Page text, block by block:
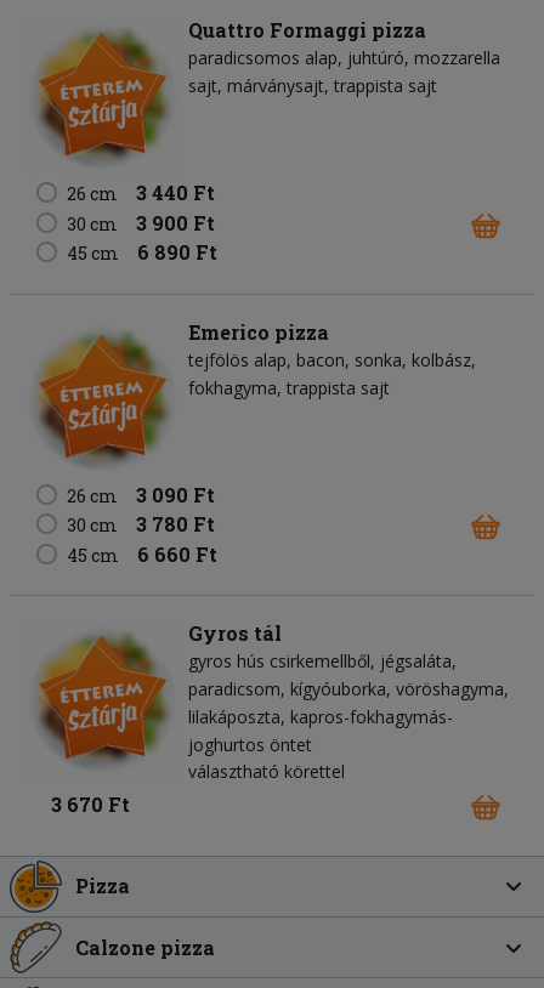
Quattro Formaggi pizza
paradicsomos alap juhtúró mozzarella
sajt márványsajt trappista sajt
26 cm 3 440 Ft
30 cm 3 900 Ft
45 cm 6 890 Ft
Emerico pizza
tejfölös alap bacon sonka kolbász
fokhagyma trappista sajt
26 cm 3 090 Ft
30 cm 3 780 Ft
45 cm 6 660 Ft
Gyros tál
gyros hús csirkemellből jégsaláta
paradicsom kígyóuborka vöröshagyma
lilakáposzta kapros-fokhagymás-
joghurtos öntet
választható körettel
3 670 Ft
Pizza
Calzone pizza